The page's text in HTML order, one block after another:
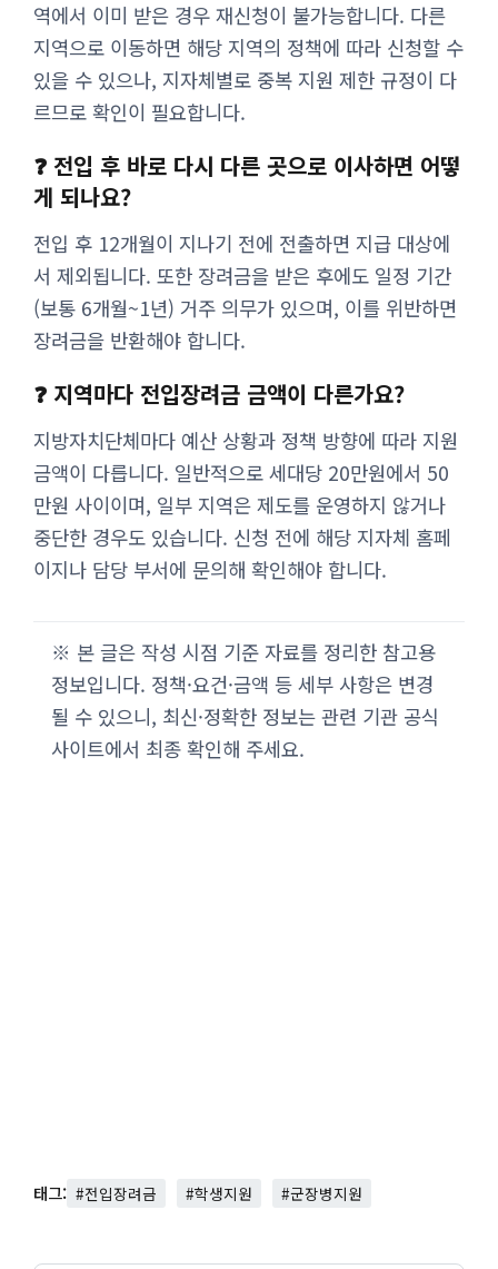
역에서 이미 받은 경우 재신청이 불가능합니다. 다른
지역으로 이동하면 해당 지역의 정책에 따라 신청할 수
있을 수 있으나, 지자체별로 중복 지원 제한 규정이 다
르므로 확인이 필요합니다.
❓ 전입 후 바로 다시 다른 곳으로 이사하면 어떻
게 되나요?
전입 후 12개월이 지나기 전에 전출하면 지급 대상에
서 제외됩니다. 또한 장려금을 받은 후에도 일정 기간
(보통 6개월~1년) 거주 의무가 있으며, 이를 위반하면
장려금을 반환해야 합니다.
❓ 지역마다 전입장려금 금액이 다른가요?
지방자치단체마다 예산 상황과 정책 방향에 따라 지원
금액이 다릅니다. 일반적으로 세대당 20만원에서 50
만원 사이이며, 일부 지역은 제도를 운영하지 않거나
중단한 경우도 있습니다. 신청 전에 해당 지자체 홈페
이지나 담당 부서에 문의해 확인해야 합니다.
※ 본 글은 작성 시점 기준 자료를 정리한 참고용
정보입니다. 정책·요건·금액 등 세부 사항은 변경
될 수 있으니, 최신·정확한 정보는 관련 기관 공식
사이트에서 최종 확인해 주세요.
태그: #전입장려금 #학생지원 #군장병지원